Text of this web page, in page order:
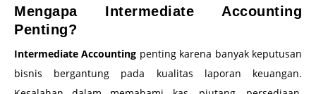
Mengapa Intermediate Accounting
Penting?
Intermediate Accounting penting karena banyak keputusan
bisnis bergantung pada kualitas laporan keuangan.